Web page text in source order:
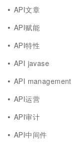
API文章
API赋能
API特性
API javase
API management
API运营
API审计
API中间件